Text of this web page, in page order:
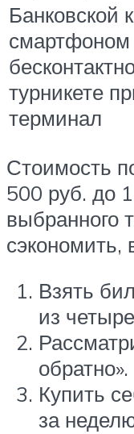
Банковской
смартфоном
турникете
терминал
Стоимость
500 руб. до
выбранного
сэкономить,
Взять
из
обратно».
Купить
за